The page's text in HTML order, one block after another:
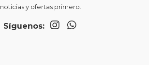
noticias y ofertas primero.
Síguenos: